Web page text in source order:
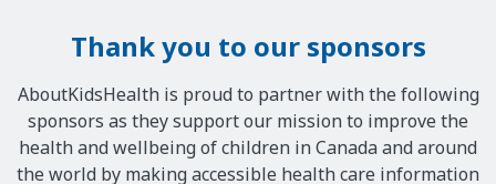
Thank you to our sponsors
AboutKidsHealth is proud to partner with the following
sponsors as they support our mission to improve the
health and wellbeing of children in Canada and around
the world by making accessible health care information